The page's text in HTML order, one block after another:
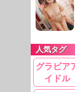
人気タグ
グラビア
イドル